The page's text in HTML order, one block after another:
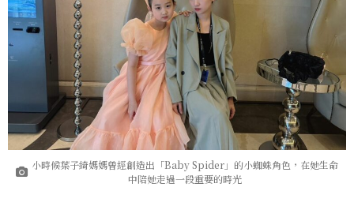
小時候葉子綺媽媽曾經創造出「Baby Spider」的小蜘蛛角色，在她生命
中陪她走過一段重要的時光